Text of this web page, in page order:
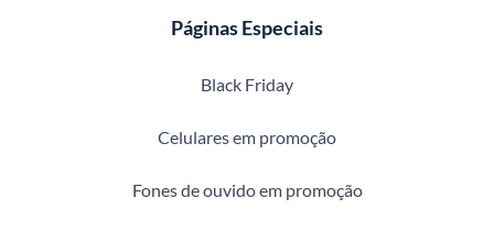
Páginas Especiais
Black Friday
Celulares em promoção
Fones de ouvido em promoção